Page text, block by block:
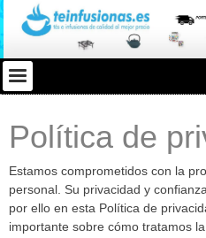
Política de
Estamos comprometidos con la
personal. Su privacidad y
por ello en esta Política de
importante sobre cómo tratamos